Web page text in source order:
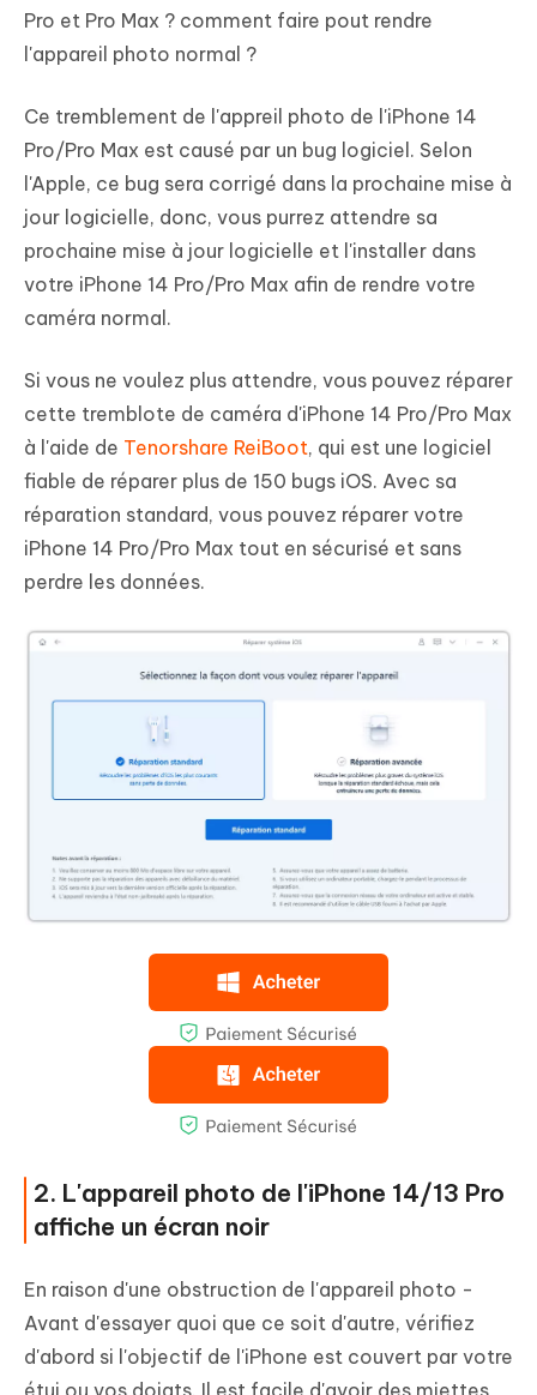
Pro et Pro Max ? comment faire pout rendre
l'appareil photo normal ?
Ce tremblement de l'appreil photo de l'iPhone 14
Pro/Pro Max est causé par un bug logiciel. Selon
l'Apple, ce bug sera corrigé dans la prochaine mise à
jour logicielle, donc, vous purrez attendre sa
prochaine mise à jour logicielle et l'installer dans
votre iPhone 14 Pro/Pro Max afin de rendre votre
caméra normal.
Si vous ne voulez plus attendre, vous pouvez réparer
cette tremblote de caméra d'iPhone 14 Pro/Pro Max
à l'aide de Tenorshare ReiBoot, qui est une logiciel
fiable de réparer plus de 150 bugs iOS. Avec sa
réparation standard, vous pouvez réparer votre
iPhone 14 Pro/Pro Max tout en sécurisé et sans
perdre les données.
2. L'appareil photo de l'iPhone 14/13 Pro
affiche un écran noir
En raison d'une obstruction de l'appareil photo -
Avant d'essayer quoi que ce soit d'autre, vérifiez
d'abord si l'objectif de l'iPhone est couvert par votre
étui ou vos doigts. Il est facile d'avoir des miettes